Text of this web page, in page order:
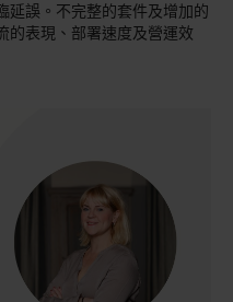
延誤。不完整的套件及增加的
的表現、部署速度及營運效